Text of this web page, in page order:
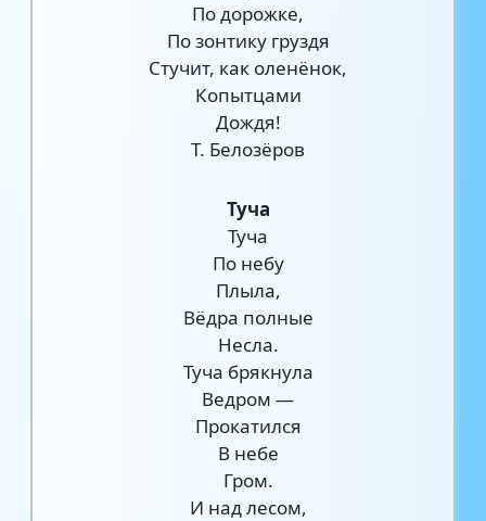
По дорожке,
По зонтику груздя
Стучит, как оленёнок,
Копытцами
Дождя!
Т. Белозёров
Туча
Туча
По небу
Плыла,
Вёдра полные
Несла.
Туча брякнула
Ведром —
Прокатился
В небе
Гром.
И над лесом,